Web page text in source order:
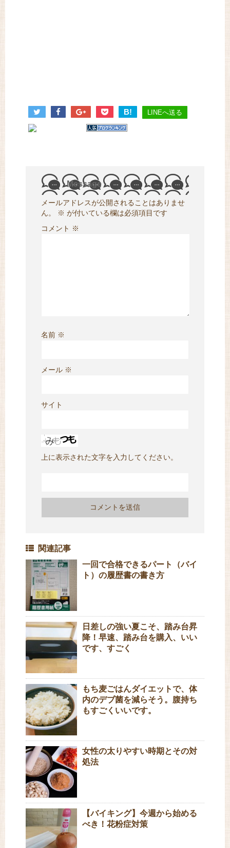
B! LINEへ送る
Message
メールアドレスが公開されることはありませ
ん。
※ が付いている欄は必須項目です
コメント ※
名前 ※
メール ※
サイト
上に表示された文字を入力してください。
関連記事
一回で合格できるパート（バイ
ト）の履歴書の書き方
日差しの強い夏こそ、踏み台昇
降！早速、踏み台を購入、いい
です、すごく
もち麦ごはんダイエットで、体
内のデブ菌を減らそう。腹持ち
もすごくいいです。
女性の太りやすい時期とその対
処法
【バイキング】今週から始める
べき！花粉症対策